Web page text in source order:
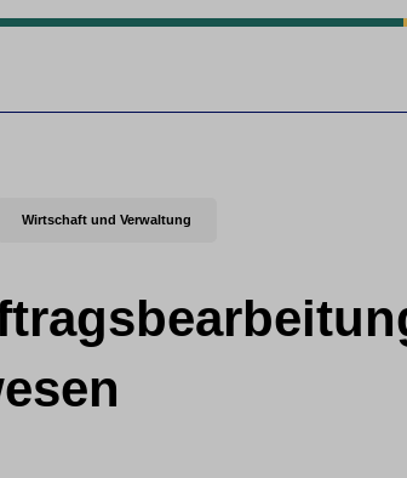
Wirtschaft und Verwaltung